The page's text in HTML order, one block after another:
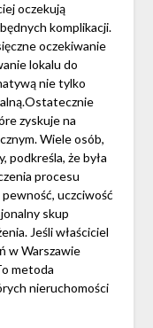
oczekują
komplikacji.
oczekiwanie
lokalu do
nie tylko
zyskuje na
Wiele osób,
podkreśla, że była
procesu
uczciwość
skup
Jeśli właściciel
w Warszawie
metoda
nieruchomości